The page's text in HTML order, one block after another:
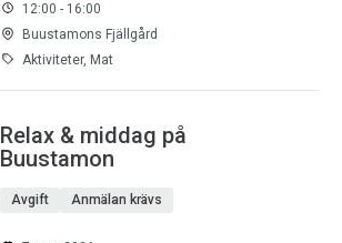
12:00 - 16:00
Buustamons Fjällgård
Aktiviteter, Mat
Relax & middag på
Buustamon
Avgift Anmälan krävs